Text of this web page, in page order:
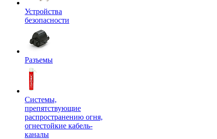
Устройства
безопасности
Разъемы
Системы,
препятствующие
распространению огня,
огнестойкие кабель-
каналы